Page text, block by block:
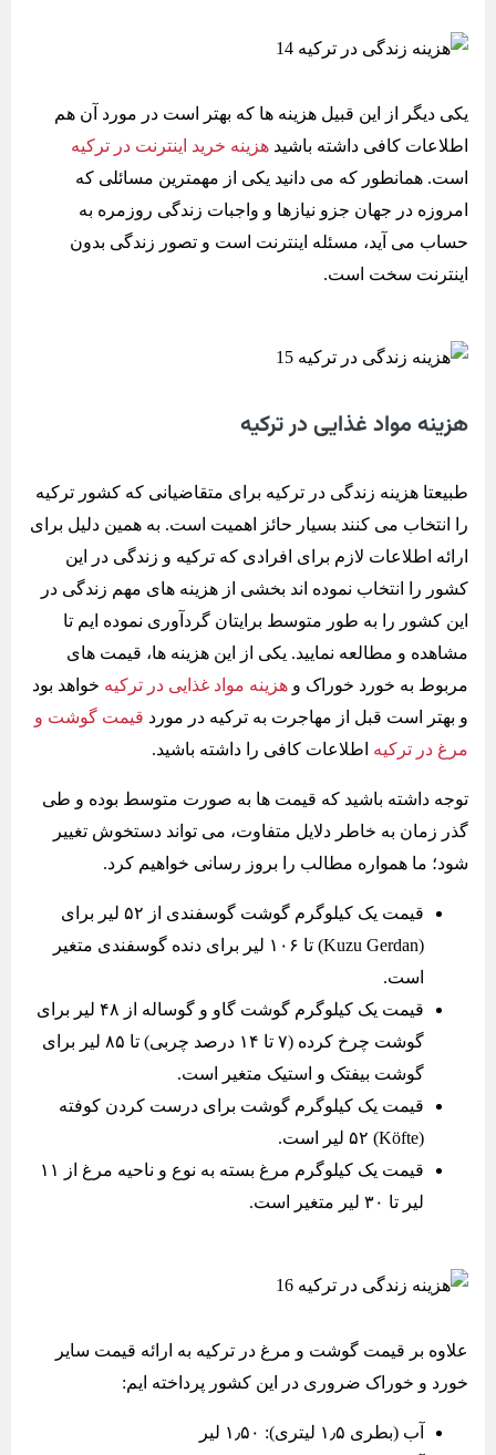
یکی دیگر از این قبیل هزینه ها که بهتر است در مورد آن هم
اطلاعات کافی داشته باشید هزینه خرید اینترنت در ترکیه
است. همانطور که می دانید یکی از مهمترین مسائلی که
امروزه در جهان جزو نیازها و واجبات زندگی روزمره به
حساب می آید، مسئله اینترنت است و تصور زندگی بدون
اینترنت سخت است.
هزینه مواد غذایی در ترکیه
طبیعتا هزینه زندگی در ترکیه برای متقاضیانی که کشور ترکیه
را انتخاب می کنند بسیار حائز اهمیت است. به همین دلیل برای
ارائه اطلاعات لازم برای افرادی که ترکیه و زندگی در این
کشور را انتخاب نموده اند بخشی از هزینه های مهم زندگی در
این کشور را به طور متوسط برایتان گردآوری نموده ایم تا
مشاهده و مطالعه نمایید. یکی از این هزینه ها، قیمت های
مربوط به خورد خوراک و هزینه مواد غذایی در ترکیه خواهد بود
و بهتر است قبل از مهاجرت به ترکیه در مورد قیمت گوشت و
مرغ در ترکیه اطلاعات کافی را داشته باشید.
توجه داشته باشید که قیمت ها به صورت متوسط بوده و طی
گذر زمان به خاطر دلایل متفاوت، می تواند دستخوش تغییر
شود؛ ما همواره مطالب را بروز رسانی خواهیم کرد.
قیمت یک کیلوگرم گوشت گوسفندی از ۵۲ لیر برای
(Kuzu Gerdan) تا ۱۰۶ لیر برای دنده گوسفندی متغیر
است.
قیمت یک کیلوگرم گوشت گاو و گوساله از ۴۸ لیر برای
گوشت چرخ کرده (۷ تا ۱۴ درصد چربی) تا ۸۵ لیر برای
گوشت بیفتک و استیک متغیر است.
قیمت یک کیلوگرم گوشت برای درست کردن کوفته
(Köfte) ۵۲ لیر است.
قیمت یک کیلوگرم مرغ بسته به نوع و ناحیه مرغ از ۱۱
لیر تا ۳۰ لیر متغیر است.
علاوه بر قیمت گوشت و مرغ در ترکیه به ارائه قیمت سایر
خورد و خوراک ضروری در این کشور پرداخته ایم:
آب (بطری ۱٫۵ لیتری): ۱٫۵۰ لیر